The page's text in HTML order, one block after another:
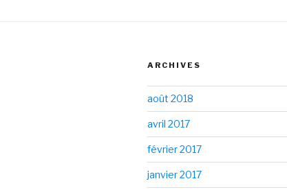
ARCHIVES
août 2018
avril 2017
février 2017
janvier 2017